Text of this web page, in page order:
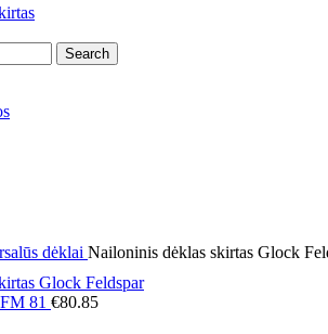
Search
dėklai Nailoninis dėklas skirtas Glock
81 €80.85